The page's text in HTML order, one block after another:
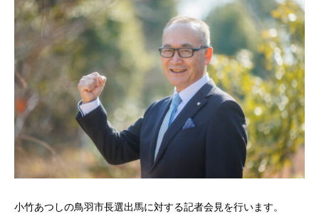
小竹あつしの鳥羽市長選出馬に対する記者会見を行います。